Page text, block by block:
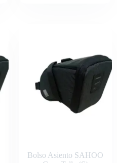
Bolso Asiento SAHOO